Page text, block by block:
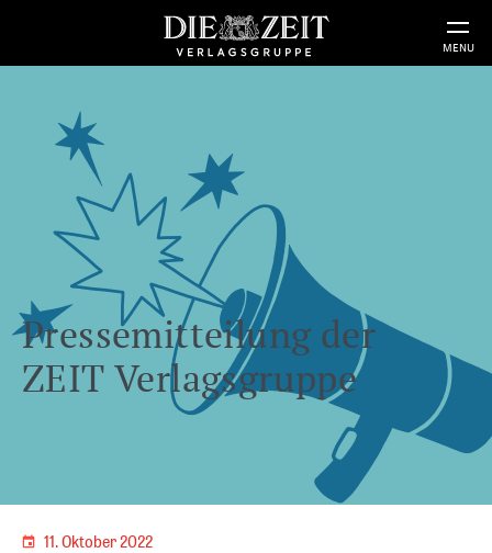
MENU
Pressemitteilung der
ZEIT Verlagsgruppe
11. Oktober 2022